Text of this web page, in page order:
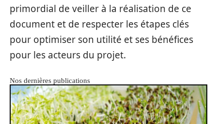
primordial de veiller à la réalisation de ce
document et de respecter les étapes clés
pour optimiser son utilité et ses bénéfices
pour les acteurs du projet.
Nos dernières publications